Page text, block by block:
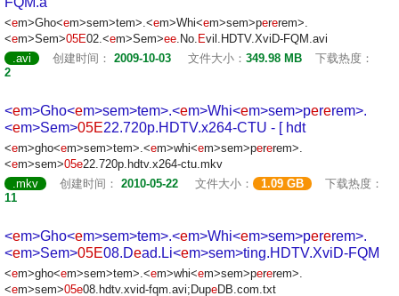
<em>Gho<em>sem>tem>.<em>Whi<em>sem>pererem>.
<em>Sem>05E02.<em>Sem>ee.No. Evil.HDTV.XviD-FQM.avi
.avi
创建时间： 2009-10-03 文件大小： 349.98 MB
下载热度：
2
<em>Gho<em>sem>tem>.<em>Whi<em>sem>pererem>.
<em>Sem>05E22.720p.HDTV.x264-CTU - [ hdt
<em>gho<em>sem>tem>.<em>whi<em>sem>pererem>.
<em>sem>05e22.720p.hdtv.x264-ctu.mkv
.mkv
创建时间： 2010-05-22 文件大小： 1.09 GB
下载热度：
11
<em>Gho<em>sem>tem>.<em>Whi<em>sem>pererem>.
<em>Sem>05E08.Dead.Li<em>sem>ting.HDTV.XviD-FQM
<em>gho<em>sem>tem>.<em>whi<em>sem>pererem>.
<em>sem>05e08.hdtv.xvid-fqm.avi;DupeDB.com.txt